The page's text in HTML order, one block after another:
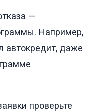
—
Например,
автокредит, даже
проверьте